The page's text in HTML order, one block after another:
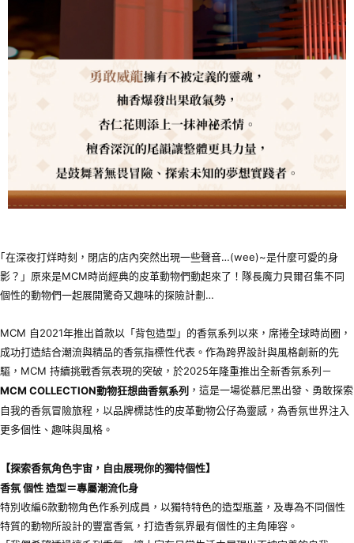
｢在深夜打烊時刻，閉店的店內突然出現一些聲音…(wee)~是什麼可愛的身
影？」原來是MCM時尚經典的皮革動物們動起來了！隊長魔力貝爾召集不同
個性的動物們一起展開驚奇又趣味的探險計劃…
MCM 自2021年推出首款以「背包造型」的香氛系列以來，席捲全球時尚圈，
成功打造結合潮流與精品的香氛指標性代表。作為跨界設計與風格創新的先
驅，MCM 持續挑戰香氛表現的突破，於2025年隆重推出全新香氛系列－
MCM COLLECTION動物狂想曲香氛系列 ，這是一場從慕尼黑出發、勇敢探索
自我的香氛冒險旅程，以品牌標誌性的皮革動物公仔為靈感，為香氛世界注入
更多個性、趣味與風格。
【探索香氛角色宇宙，自由展現你的獨特個性】
香氛個性造型＝專屬潮流化身
特別收編6款動物角色作系列成員，以獨特特色的造型瓶蓋，及專為不同個性
特質的動物所設計的豐富香氣，打造香氛界最有個性的主角陣容。